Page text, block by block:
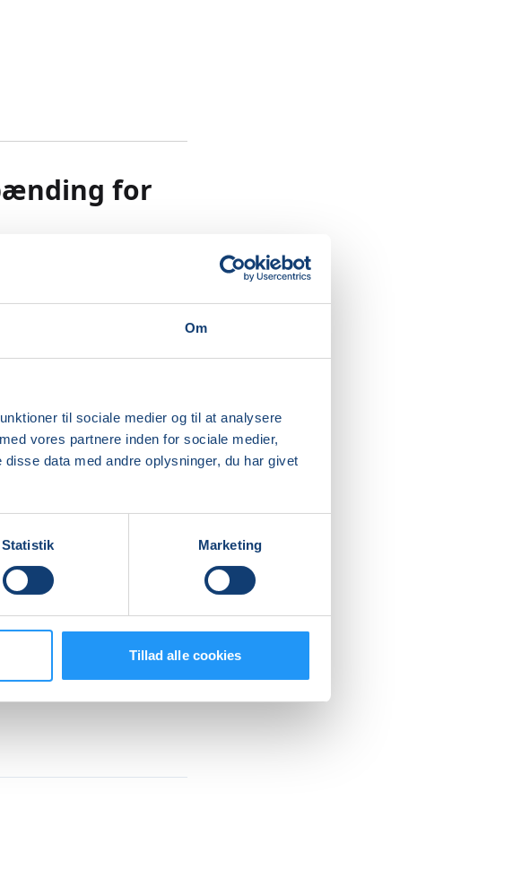
Om
til sociale medier og til at analysere
vores partnere inden for sociale medier,
data med andre oplysninger, du har givet
Statistik Marketing
Tillad alle cookies
for
lidt op.
og smidiggør hele
sind.